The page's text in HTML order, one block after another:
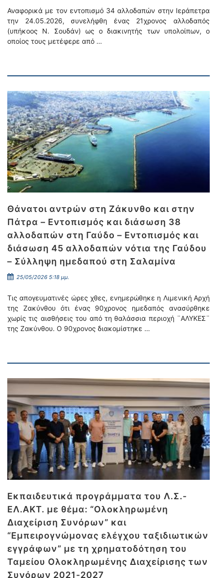
Αναφορικά με τον εντοπισμό 34 αλλοδαπών στην Ιεράπετρα
την 24.05.2026, συνελήφθη ένας 21χρονος αλλοδαπός
(υπήκοος Ν. Σουδάν) ως ο διακινητής των υπολοίπων, ο
οποίος τους μετέφερε από …
Θάνατοι αντρών στη Ζάκυνθο και στην
Πάτρα – Εντοπισμός και διάσωση 38
αλλοδαπών στη Γαύδο – Εντοπισμός και
διάσωση 45 αλλοδαπών νότια της Γαύδου
– Σύλληψη ημεδαπού στη Σαλαμίνα
25/05/2026 5:18 μμ.
Τις απογευματινές ώρες χθες, ενημερώθηκε η Λιμενική Αρχή
της Ζακύνθου ότι ένας 90χρονος ημεδαπός ανασύρθηκε
χωρίς τις αισθήσεις του από τη θαλάσσια περιοχή ¨ΑΛΥΚΕΣ¨
της Ζακύνθου. Ο 90χρονος διακομίστηκε …
Εκπαιδευτικά προγράμματα του Λ.Σ.-
ΕΛ.ΑΚΤ. με θέμα: “Ολοκληρωμένη
Διαχείριση Συνόρων” και
“Εμπειρογνώμονας ελέγχου ταξιδιωτικών
εγγράφων” με τη χρηματοδότηση του
Ταμείου Ολοκληρωμένης Διαχείρισης των
Συνόρων 2021-2027